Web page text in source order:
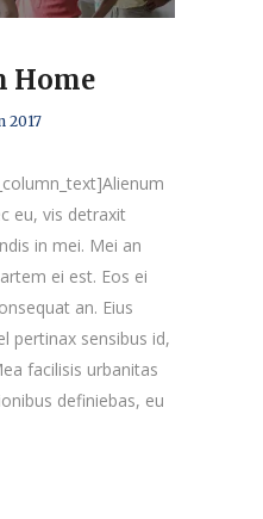
Home
2017
eu, vis detraxit
in mei. Mei an
ei est. Eos ei
an. Eius
pertinax sensibus id,
facilisis urbanitas
definiebas, eu